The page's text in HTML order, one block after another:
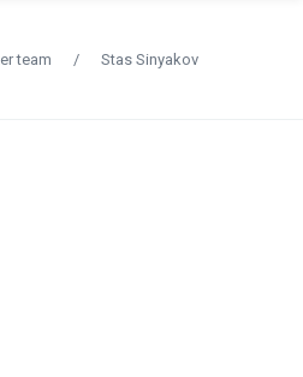
team / Stas Sinyakov